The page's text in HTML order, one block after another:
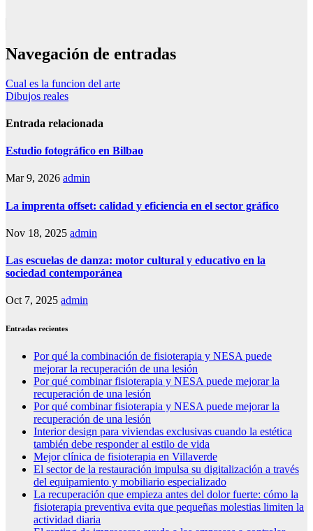
Navegación de entradas
Cual es la funcion del arte
Dibujos reales
Entrada relacionada
Estudio fotográfico en Bilbao
Mar 9, 2026 admin
La imprenta offset: calidad y eficiencia en el sector gráfico
Nov 18, 2025 admin
Las escuelas de danza: motor cultural y educativo en la
sociedad contemporánea
Oct 7, 2025 admin
Entradas recientes
Por qué la combinación de fisioterapia y NESA puede
mejorar la recuperación de una lesión
Por qué combinar fisioterapia y NESA puede mejorar la
recuperación de una lesión
Por qué combinar fisioterapia y NESA puede mejorar la
recuperación de una lesión
Interior design para viviendas exclusivas cuando la estética
también debe responder al estilo de vida
Mejor clínica de fisioterapia en Villaverde
El sector de la restauración impulsa su digitalización a través
del equipamiento y mobiliario especializado
La recuperación que empieza antes del dolor fuerte: cómo la
fisioterapia preventiva evita que pequeñas molestias limiten la
actividad diaria